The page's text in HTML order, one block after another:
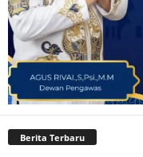
Berita Terbaru